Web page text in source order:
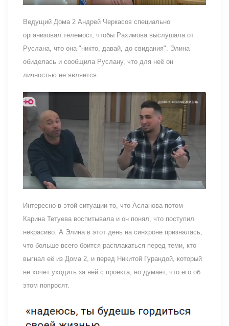
Ведущий Дома 2 Андрей Черкасов специально
организовал телемост, чтобы Рахимова выслушала от
Руслана, что она "никто, давай, до свидания". Элина
обиделась и сообщила Руслану, что для неё он
личностью не является.
Интересно в этой ситуации то, что Асланова потом
Карина Тетуева воспитывала и он понял, что поступил
некрасиво. А Элина в этот день на синхроне призналась,
что больше всего боится расплакаться перед теми, кто
выгнал её из Дома 2, и перед Никитой Гурандой, который
не хочет уходить за ней с проекта, но думает, что его об
этом попросят.